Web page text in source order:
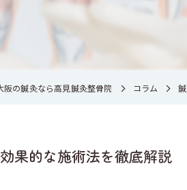
阪の鍼灸なら高見鍼灸整骨院 コラム
果的な施術法を徹底解説